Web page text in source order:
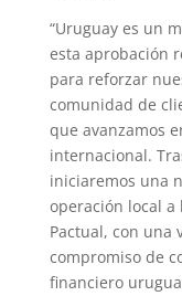
“Uruguay es un
esta aprobación
para reforzar
comunidad de
que avanzamos
internacional.
iniciaremos una
operación local a
Pactual, con una
compromiso de
financiero